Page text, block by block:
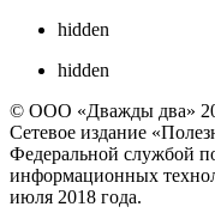
hidden
hidden
© ООО «Дважды два»
Сетевое издание
Федеральной службой
информационных
июля 2018 года.